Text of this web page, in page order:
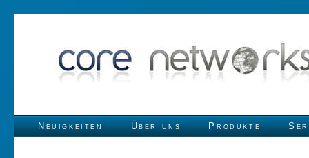
Neuigkeiten Über uns Produkte